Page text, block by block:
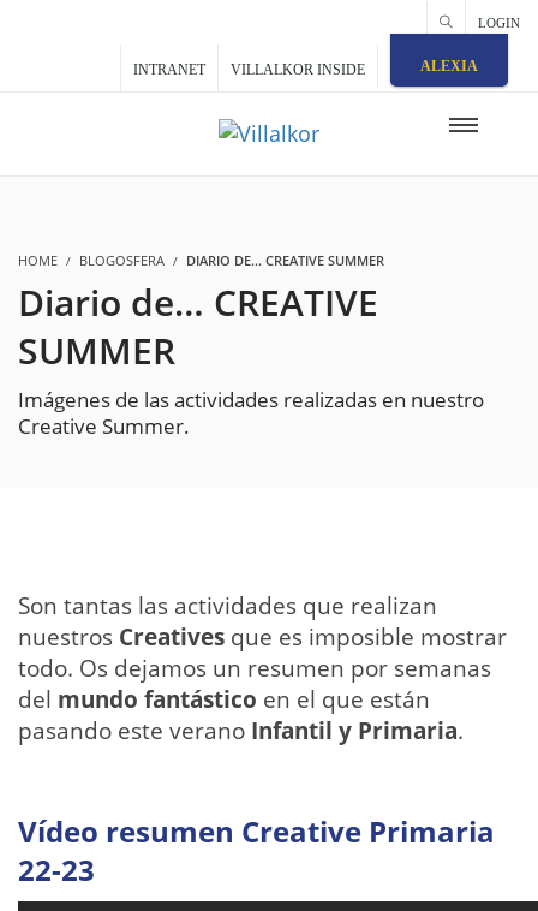
LOGIN
INTRANET VILLALKOR INSIDE ALEXIA
HOME BLOGOSFERA DIARIO DE... CREATIVE SUMMER
Diario de… CREATIVE
SUMMER
Imágenes de las actividades realizadas en nuestro
Creative Summer.
Son tantas las actividades que realizan
nuestros Creatives que es imposible mostrar
todo. Os dejamos un resumen por semanas
del mundo fantástico en el que están
pasando este verano Infantil y Primaria.
Vídeo resumen Creative Primaria
22-23